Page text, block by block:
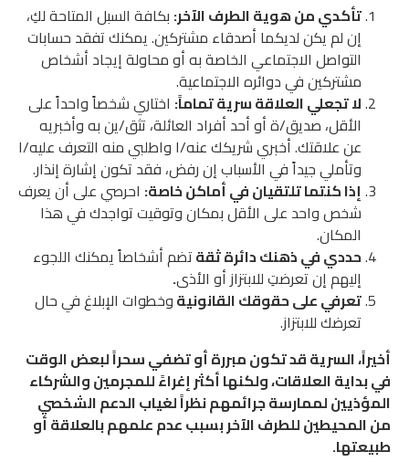
تأكدي من هوية الطرف الآخر: بكافة السبل المتاحة لكِ،
إن لم يكن لديكما أصدقاء مشتركين. يمكنك تفقد حسابات
التواصل الاجتماعي الخاصة به أو محاولة إيجاد أشخاص
مشتركين في دوائره الاجتماعية.
لا تجعلي العلاقة سرية تماماً: اختاري شخصاً واحداً على
الأقل، صديق/ة أو أحد أفراد العائلة، تثق/ين به وأخبريه
عن علاقتك. أخبري شريكك عنه/ا واطلبي منه التعرف عليه/ا
وتأملي جيداً في الأسباب إن رفض، فقد تكون إشارة إنذار.
إذا كنتما تلتقيان في أماكن خاصة: احرصي على أن يعرف
شخص واحد على الأقل بمكان وتوقيت تواجدك في هذا
المكان.
حددي في ذهنك دائرة ثقةتضم أشخاصاً يمكنك اللجوء
إليهم إن تعرضتِ للابتزاز أو الأذى.
تعرفي على حقوقك القانونيةوخطوات الإبلاغ في حال
تعرضك للابتزاز.
أخيراً، السرية قد تكون مبررة أو تضفي سحراً لبعض الوقت
في بداية العلاقات، ولكنها أكثر إغراءً للمجرمين والشركاء
المؤذيين لممارسة جرائمهم نظراً لغياب الدعم الشخصي
من المحيطين للطرف الآخر بسبب عدم علمهم بالعلاقة أو
طبيعتها.